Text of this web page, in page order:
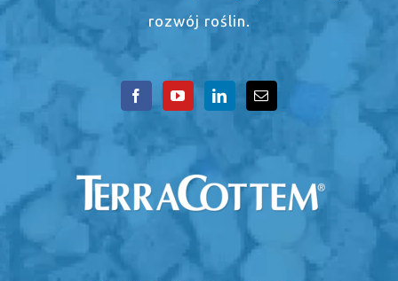
rozwój roślin.